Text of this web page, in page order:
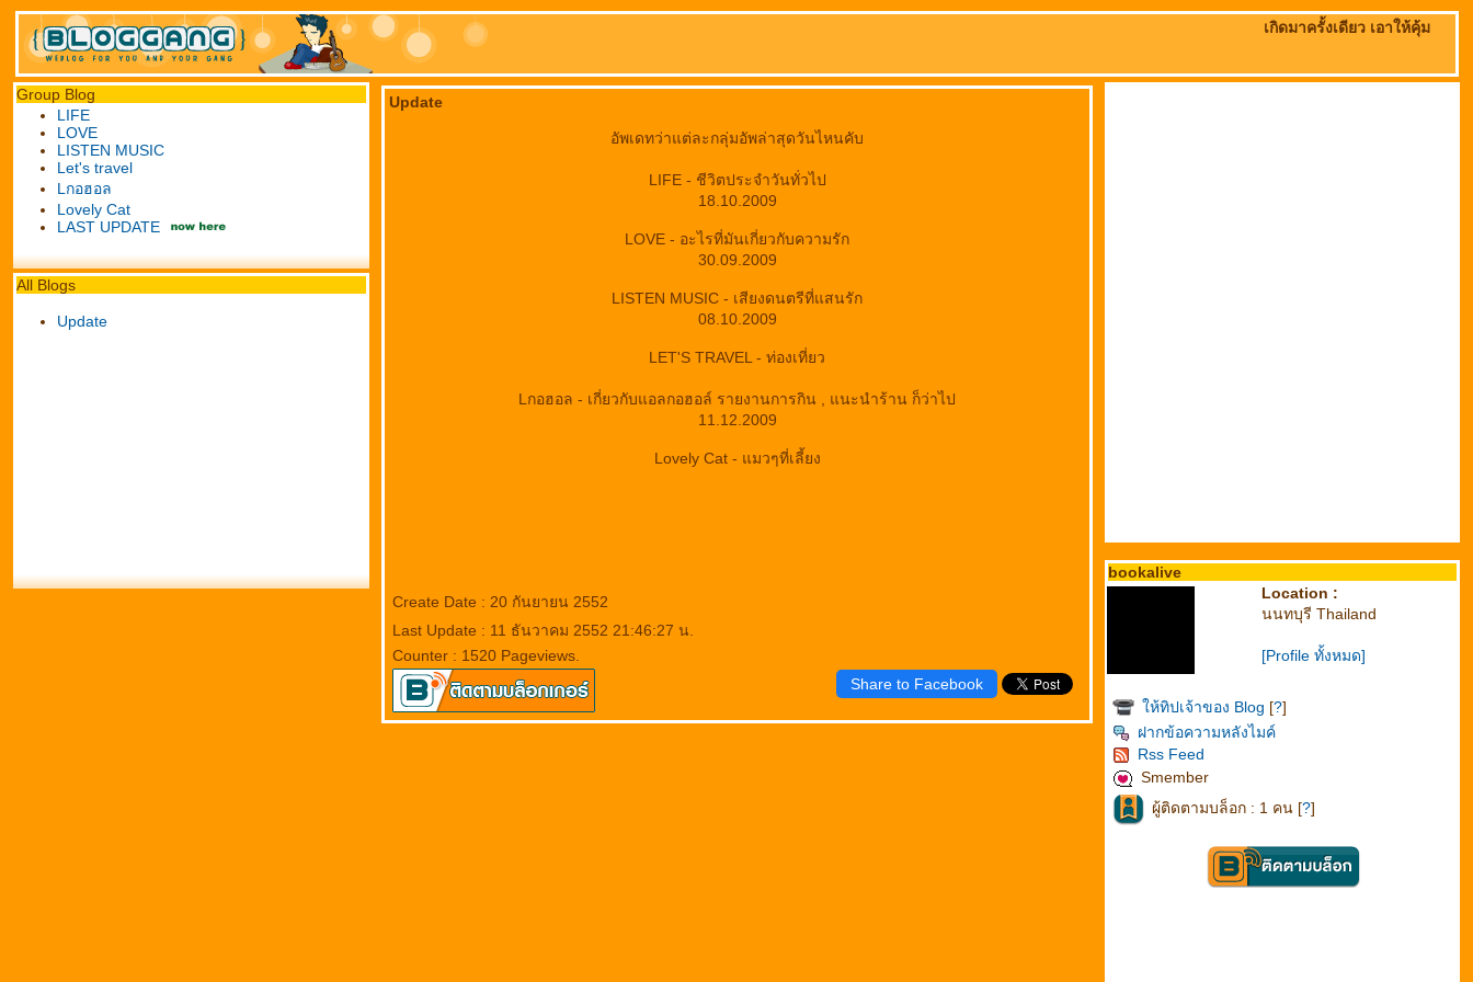
เกิดมาครั้งเดียว เอาให้คุ้ม
Group Blog
LIFE
LOVE
LISTEN MUSIC
Let's travel
Lกอฮอล
Lovely Cat
LAST UPDATE
All Blogs
Update
Update
อัพเดทว่าแต่ละกลุ่มอัพล่าสุดวันไหนคับ
LIFE - ชีวิตประจำวันทั่วไป
18.10.2009
LOVE - อะไรที่มันเกี่ยวกับความรัก
30.09.2009
LISTEN MUSIC - เสียงดนตรีที่แสนรัก
08.10.2009
LET'S TRAVEL - ท่องเที่ยว
Lกอฮอล - เกี่ยวกับแอลกอฮอล์ รายงานการกิน , แนะนำร้าน ก็ว่าไป
11.12.2009
Lovely Cat - แมวๆที่เลี้ยง
Create Date : 20 กันยายน 2552
Last Update : 11 ธันวาคม 2552 21:46:27 น.
Counter : 1520 Pageviews.
Share to Facebook
bookalive
Location :
นนทบุรี Thailand
[Profile ทั้งหมด]
ห้ทิปเจ้าของ Blog [?]
ฝากข้อความหลังไมค์
Rss Feed
Smember
ผู้ติดตามบล็อก : 1 คน [?]